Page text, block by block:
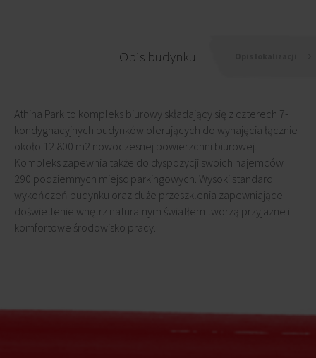
Opis budynku
Athina Park to kompleks biurowy składający się z czterech 7-
kondygnacyjnych budynków oferujących do wynajęcia łącznie
około 12 800 m2 nowoczesnej powierzchni biurowej.
Kompleks zapewnia także do dyspozycji swoich najemców
290 podziemnych miejsc parkingowych. Wysoki standard
wykończeń budynku oraz duże przeszklenia zapewniające
doświetlenie wnętrz naturalnym światłem tworzą przyjazne i
komfortowe środowisko pracy.